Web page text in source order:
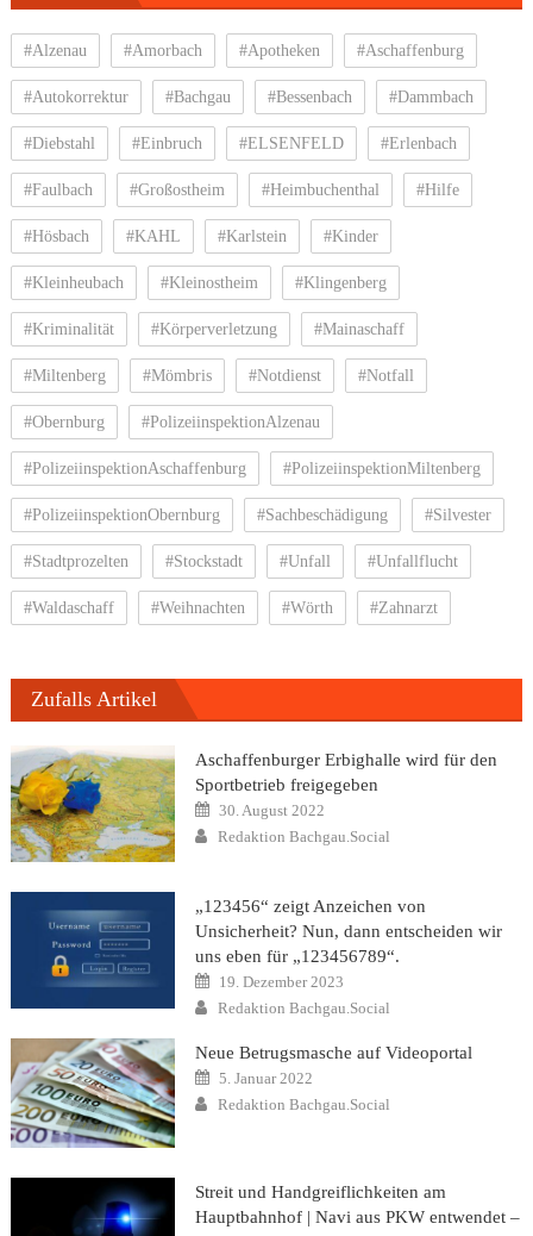
#Alzenau #Amorbach #Apotheken #Aschaffenburg
#Autokorrektur #Bachgau #Bessenbach #Dammbach
#Diebstahl #Einbruch #ELSENFELD #Erlenbach
#Faulbach #Großostheim #Heimbuchenthal #Hilfe
#Hösbach #KAHL #Karlstein #Kinder
#Kleinheubach #Kleinostheim #Klingenberg
#Kriminalität #Körperverletzung #Mainaschaff
#Miltenberg #Mömbris #Notdienst #Notfall
#Obernburg #PolizeiinspektionAlzenau
#PolizeiinspektionAschaffenburg #PolizeiinspektionMiltenberg
#PolizeiinspektionObernburg #Sachbeschädigung #Silvester
#Stadtprozelten #Stockstadt #Unfall #Unfallflucht
#Waldaschaff #Weihnachten #Wörth #Zahnarzt
Zufalls Artikel
Aschaffenburger Erbighalle wird für den
Sportbetrieb freigegeben
Posted
on
30. August 2022
Author
Redaktion Bachgau.Social
„123456“ zeigt Anzeichen von
Unsicherheit? Nun, dann entscheiden wir
uns eben für „123456789“.
Posted
on
19. Dezember 2023
Author
Redaktion Bachgau.Social
Neue Betrugsmasche auf Videoportal
Posted
on
5. Januar 2022
Author
Redaktion Bachgau.Social
Streit und Handgreiflichkeiten am
Hauptbahnhof | Navi aus PKW entwendet –